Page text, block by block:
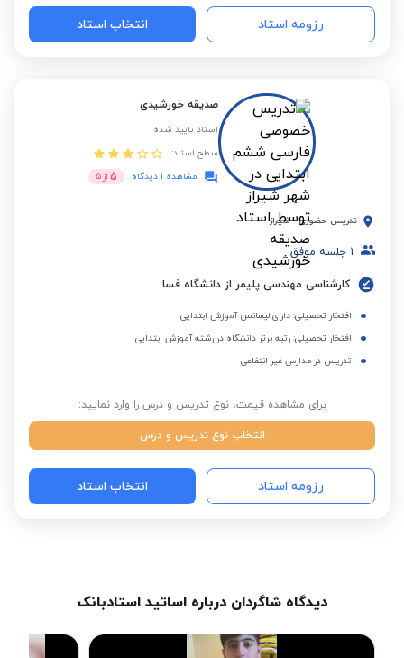
رزومه استاد انتخاب استاد
صدیقه خورشیدی
استاد تایید شده
سطح استاد:
مشاهده 1 دیدگاه
5 از 5
تدریس حضوری - شیراز
1 جلسه موفق
کارشناسی مهندسی پلیمر از دانشگاه فسا
افتخار تحصیلی: دارای لیسانس آموزش ابتدایی
افتخار تحصیلی: رتبه برتر دانشگاه در رشته آموزش ابتدایی
تدریس در مدارس غیر انتفاعی
برای مشاهده قیمت، نوع تدریس و درس را وارد نمایید:
انتخاب نوع تدریس و درس
رزومه استاد انتخاب استاد
دیدگاه شاگردان درباره اساتید استادبانک